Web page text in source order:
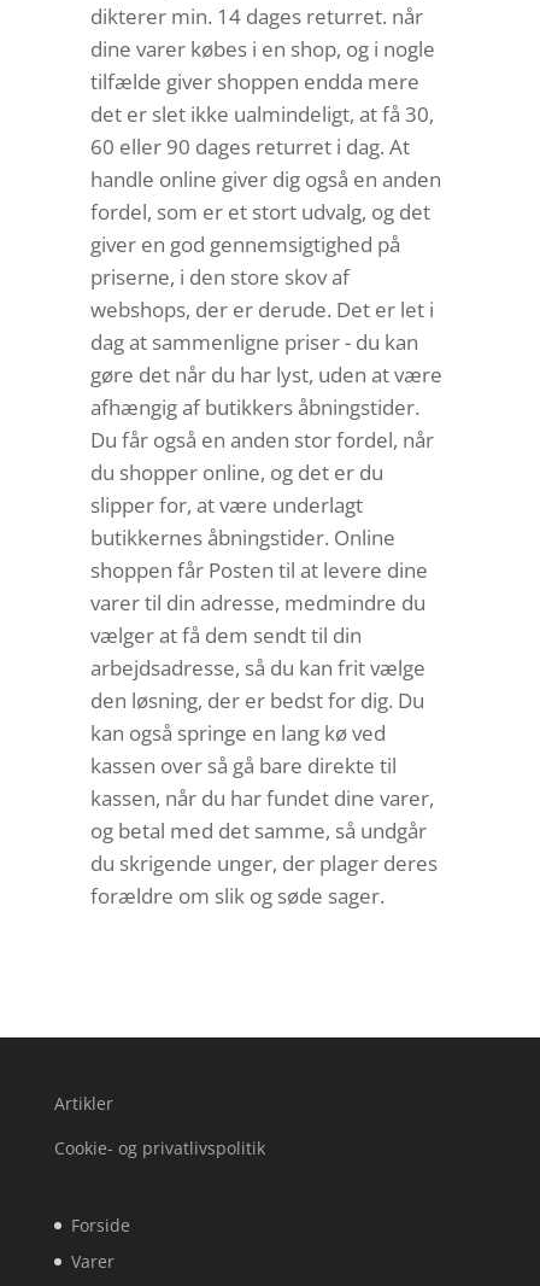
dikterer min. 14 dages returret. når
dine varer købes i en shop, og i nogle
tilfælde giver shoppen endda mere
det er slet ikke ualmindeligt, at få 30,
60 eller 90 dages returret i dag. At
handle online giver dig også en anden
fordel, som er et stort udvalg, og det
giver en god gennemsigtighed på
priserne, i den store skov af
webshops, der er derude. Det er let i
dag at sammenligne priser - du kan
gøre det når du har lyst, uden at være
afhængig af butikkers åbningstider.
Du får også en anden stor fordel, når
du shopper online, og det er du
slipper for, at være underlagt
butikkernes åbningstider. Online
shoppen får Posten til at levere dine
varer til din adresse, medmindre du
vælger at få dem sendt til din
arbejdsadresse, så du kan frit vælge
den løsning, der er bedst for dig. Du
kan også springe en lang kø ved
kassen over så gå bare direkte til
kassen, når du har fundet dine varer,
og betal med det samme, så undgår
du skrigende unger, der plager deres
forældre om slik og søde sager.
Artikler
Cookie- og privatlivspolitik
Forside
Varer